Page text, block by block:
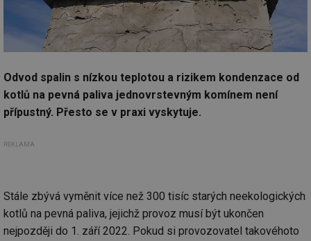
Odvod spalin s nízkou teplotou a rizikem kondenzace od
kotlů na pevná paliva jednovrstevným komínem není
přípustný. Přesto se v praxi vyskytuje.
REKLAMA
Stále zbývá vyměnit více než 300 tisíc starých neekologických
kotlů na pevná paliva, jejichž provoz musí být ukončen
nejpozději do 1. září 2022. Pokud si provozovatel takovéhoto